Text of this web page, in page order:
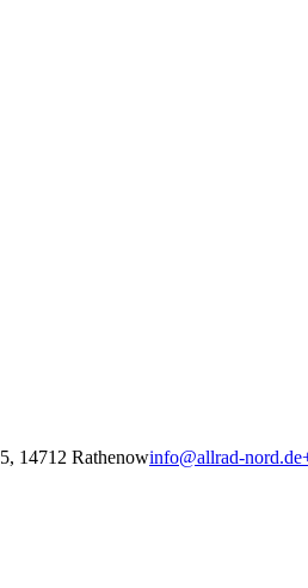
14712 Rathenowinfo@allrad-nord.de